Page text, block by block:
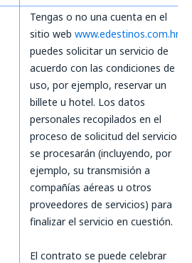
Tengas o no una cuenta en el
sitio web www.edestinos.com.hn
puedes solicitar un servicio de
acuerdo con las condiciones de
uso, por ejemplo, reservar un
billete u hotel. Los datos
personales recopilados en el
proceso de solicitud del servicio
se procesarán (incluyendo, por
ejemplo, su transmisión a
compañías aéreas u otros
proveedores de servicios) para
finalizar el servicio en cuestión.
El contrato se puede celebrar